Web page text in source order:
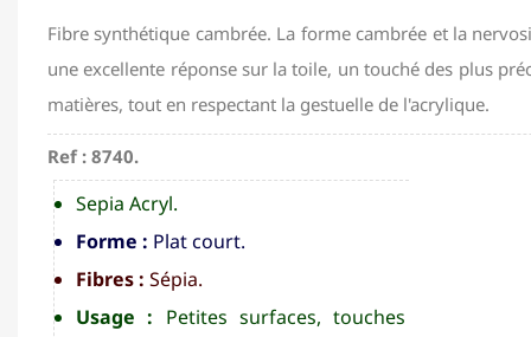
Fibre synthétique cambrée. La forme cambrée et la
une excellente réponse sur la toile, un touché des plus
matières, tout en respectant la gestuelle de l'acrylique.
Ref : 8740.
Sepia Acryl.
Forme : Plat court.
Fibres : Sépia.
Usage : Petites surfaces, touches